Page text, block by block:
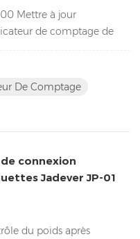
Mettre à jour
de comptage de
1/15000 Indicateur
de comptage
vert ou écran LED
De Comptage
connexion
Jadever JP-01
du poids après